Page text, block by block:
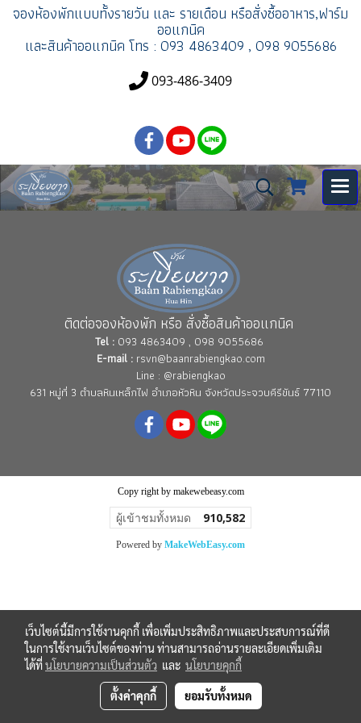
จองห้องพักแบบทั้งรายวัน และ รายเดือน หรือสั่งซื้ออาหาร,ฟาร์ม
ออแกนิค
และสินค้าออแกนิค โทร : 093 4863409 , 098 9055686
093-486-3409
ติดต่อจองห้องพัก หรือ สั่งซื้อสินค้าออแกนิค
Tel :093 4863409 , 098 9055686
E-mail :rsvn@baanrabiengkao.com
Line : @rabiengkao
631 หมู่ที่ 3 ตำบลหินเหล็กไฟ อำเภอหัวหิน จังหวัดประจวบคีรีขันธ์ 77110
Copy right by makewebeasy.com
ผู้เข้าชมทั้งหมด 910,582
Powered by MakeWebEasy.com
เว็บไซต์นี้มีการใช้งานคุกกี้ เพื่อเพิ่มประสิทธิภาพและประสบการณ์ที่ดี
ในการใช้งานเว็บไซต์ของท่าน ท่านสามารถอ่านรายละเอียดเพิ่มเติม
ได้ที่นโยบายความเป็นส่วนตัว และ นโยบายคุกกี้
ตั้งค่าคุกกี้ ยอมรับทั้งหมด